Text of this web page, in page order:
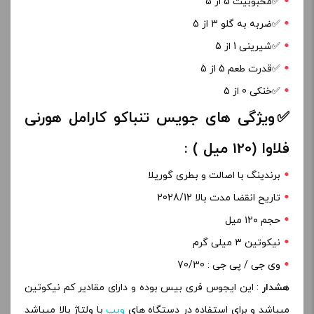
✅️ضربه به گلو 3 از 5
✅️شیرینی 1 از 5
✅️قدرت طعم 5 از 5
✅️خنکی 0 از 5
✅️ویژگی های جویس تنباکو کارامل هورنی
فلاوا (120 میل ) :
برندینگ با اصالت و بطری گوریلا
تاریح انقضا مدت بالا 2028/12
حجم ۱۲۰ میل‌
نیکوتین ۳ میلی گرم
وی جی / پی جی : 70/30
هشدار : این ایجوس فری بیس بوده و دارای مقادیر کم نیکوتین
میباشد و برای استفاده در دستگاه های ویپبا ولتاژ بالا میباشد